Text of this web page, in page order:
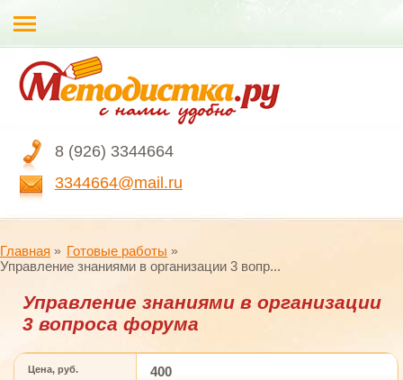
8 (926) 3344664
3344664@mail.ru
Главная
Готовые работы
Управление знаниями в организации 3 вопр...
Управление знаниями в организации
3 вопроса форума
Цена, руб. 400